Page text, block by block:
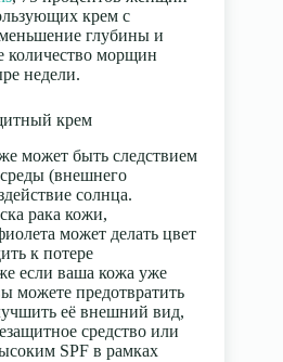
крем с
глубины и
морщин
недели.
крем
может быть следствием
(внешнего
солнца.
рака кожи,
может делать цвет
к потере
если ваша кожа уже
можете предотвратить
её внешний вид,
средство или
SPF в рамках